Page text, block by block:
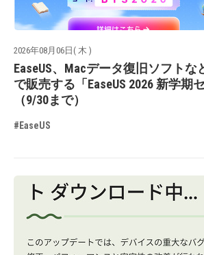
2026年08月06日( 木 )
EaseUS、Macデータ復旧ソフトな
で販売する「EaseUS 2026 新学期
（9/30まで）
#EaseUS